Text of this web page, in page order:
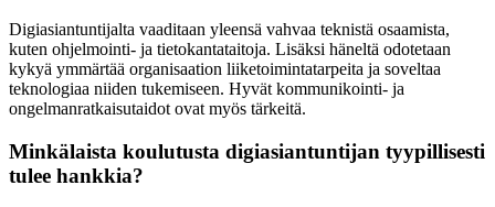
Digiasiantuntijalta vaaditaan yleensä vahvaa teknistä osaamista,
kuten ohjelmointi- ja tietokantataitoja. Lisäksi häneltä odotetaan
kykyä ymmärtää organisaation liiketoimintatarpeita ja soveltaa
teknologiaa niiden tukemiseen. Hyvät kommunikointi- ja
ongelmanratkaisutaidot ovat myös tärkeitä.
Minkälaista koulutusta digiasiantuntijan tyypillisesti
tulee hankkia?